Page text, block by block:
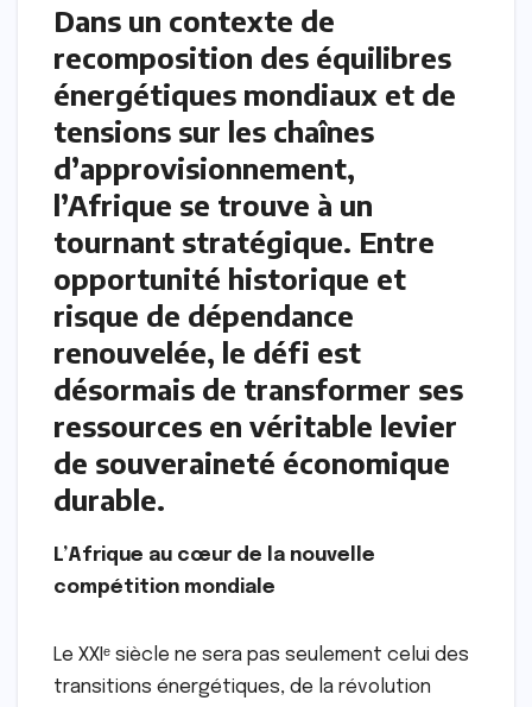
Dans un contexte de
recomposition des équilibres
énergétiques mondiaux et de
tensions sur les chaînes
d’approvisionnement,
l’Afrique se trouve à un
tournant stratégique. Entre
opportunité historique et
risque de dépendance
renouvelée, le défi est
désormais de transformer ses
ressources en véritable levier
de souveraineté économique
durable.
L’Afrique au cœur de la nouvelle
compétition mondiale
Le XXIᵉ siècle ne sera pas seulement celui des
transitions énergétiques, de la révolution